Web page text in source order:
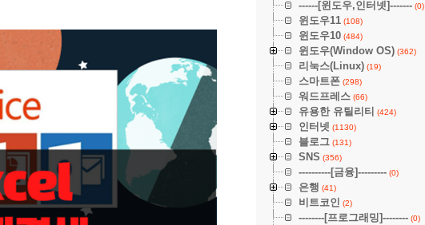
------[윈도우,인터넷]------- (0)
윈도우11 (108)
윈도우10 (484)
윈도우(Window OS) (362)
리눅스(Linux) (19)
스마트폰 (298)
워드프레스 (66)
유용한 유틸리티 (424)
인터넷 (1130)
블로그 (131)
SNS (356)
----------[금융]--------- (0)
은행 (41)
비트코인 (2)
--------[프로그래밍]-------- (0)